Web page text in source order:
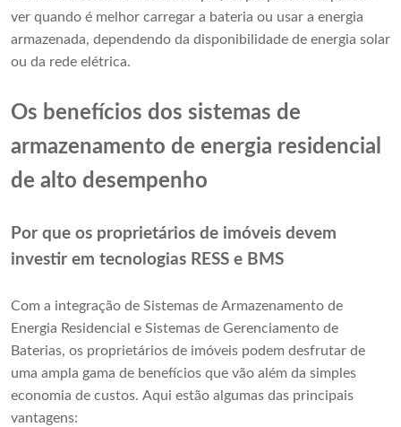
ver quando é melhor carregar a bateria ou usar a energia
armazenada, dependendo da disponibilidade de energia solar
ou da rede elétrica.
Os benefícios dos sistemas de
armazenamento de energia residencial
de alto desempenho
Por que os proprietários de imóveis devem
investir em tecnologias RESS e BMS
Com a integração de Sistemas de Armazenamento de
Energia Residencial e Sistemas de Gerenciamento de
Baterias, os proprietários de imóveis podem desfrutar de
uma ampla gama de benefícios que vão além da simples
economia de custos. Aqui estão algumas das principais
vantagens: